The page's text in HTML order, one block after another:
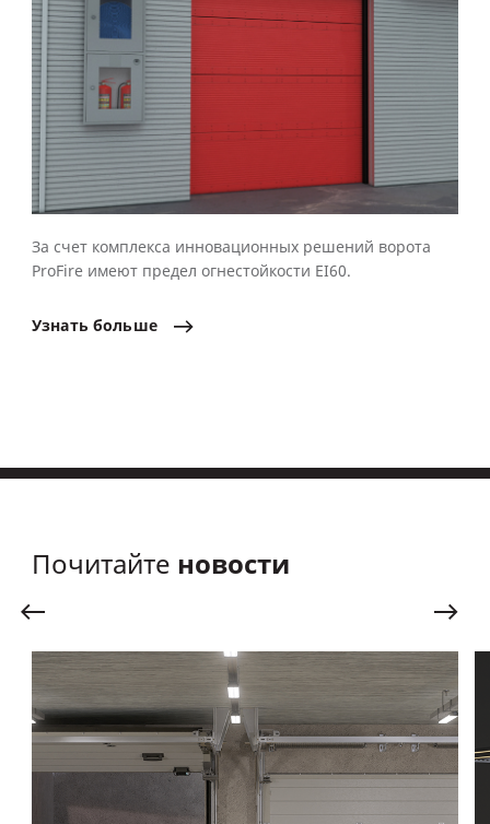
За счет комплекса инновационных решений ворота
ProFire имеют предел огнестойкости EI60.
Узнать больше
Почитайте новости